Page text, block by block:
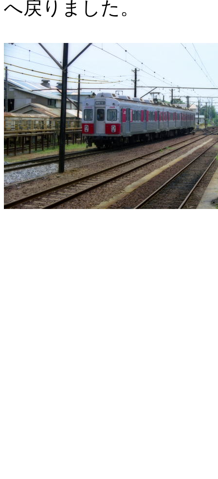
へ戻りました。